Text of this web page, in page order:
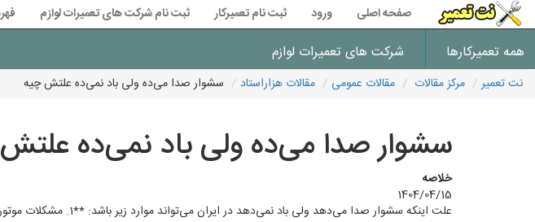
صفحه اصلی ورود ثبت نام تعمیرکار ثبت نام شرکت های تعمیرات لوازم
همه تعمیرکارها شرکت های تعمیرات لوازم
نت تعمیر مرکز مقالات مقالات عمومی مقالات هزاراستاد سشوار صدا می‌ده ولی باد نمی‌ده علتش چیه
سشوار صدا می‌ده ولی باد نمی‌ده
خلاصه
1404/04/15
علت اینکه سشوار صدا می‌دهد ولی باد نمی‌دهد در ایران می‌تواند موارد زیر باشد: **1. مشکلات موتور:** * **خرابی یا سوختن موتور:** این شایع‌ترین دلیل است. اگر موتور سشوار سوخته